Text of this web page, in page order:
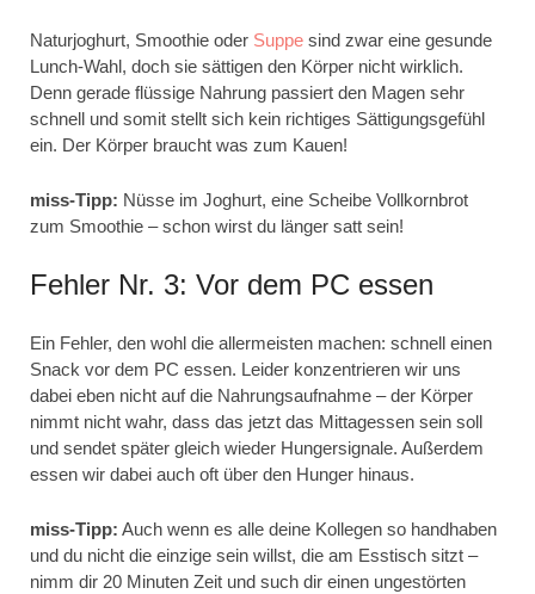
Naturjoghurt, Smoothie oder Suppe sind zwar eine gesunde
Lunch-Wahl, doch sie sättigen den Körper nicht wirklich.
Denn gerade flüssige Nahrung passiert den Magen sehr
schnell und somit stellt sich kein richtiges Sättigungsgefühl
ein. Der Körper braucht was zum Kauen!
miss-Tipp: Nüsse im Joghurt, eine Scheibe Vollkornbrot
zum Smoothie – schon wirst du länger satt sein!
Fehler Nr. 3: Vor dem PC essen
Ein Fehler, den wohl die allermeisten machen: schnell einen
Snack vor dem PC essen. Leider konzentrieren wir uns
dabei eben nicht auf die Nahrungsaufnahme – der Körper
nimmt nicht wahr, dass das jetzt das Mittagessen sein soll
und sendet später gleich wieder Hungersignale. Außerdem
essen wir dabei auch oft über den Hunger hinaus.
miss-Tipp: Auch wenn es alle deine Kollegen so handhaben
und du nicht die einzige sein willst, die am Esstisch sitzt –
nimm dir 20 Minuten Zeit und such dir einen ungestörten